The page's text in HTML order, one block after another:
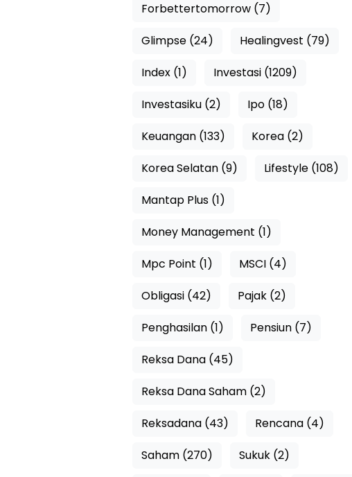
Forbettertomorrow (7)
Glimpse (24)
Healingvest (79)
Index (1)
Investasi (1209)
Investasiku (2)
Ipo (18)
Keuangan (133)
Korea (2)
Korea Selatan (9)
Lifestyle (108)
Mantap Plus (1)
Money Management (1)
Mpc Point (1)
MSCI (4)
Obligasi (42)
Pajak (2)
Penghasilan (1)
Pensiun (7)
Reksa Dana (45)
Reksa Dana Saham (2)
Reksadana (43)
Rencana (4)
Saham (270)
Sukuk (2)